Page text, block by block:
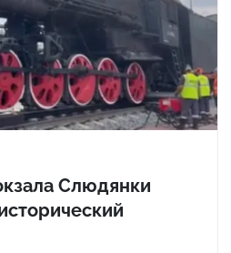
Слюдянки